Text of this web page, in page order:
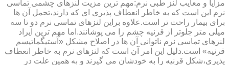
مزایا و معایب لنز طبی نرم:مهم ترین مزیت لنزهای چشمی تماسی
نرم این است که به خاطر انعطاف پذیری ای که دارند،تحمل آن ها
برای بیمار راحت تر است.علاوه براین لنزهای تماسی نرم دو تا سه
میلی متر جلوتر از قرنیه چشم را می پوشانند.اما مهم ترین ایراد
لنزهای تماسی نرم ناتوانی آن ها در اصلاح مشکل «آستیگماتیسم
قرنیه» است.دلیل این امر آن است که لنزهای نرم به خاطر انعطاف
پذیری،شکل قرنیه را به خودشان می گیرند و به همین علت در